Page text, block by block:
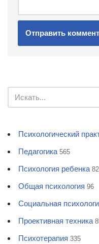
Психологический
Педагогика 565
Психология ребенка
Общая психология 96
Социальная
Проективная техника
Психотерапия 335